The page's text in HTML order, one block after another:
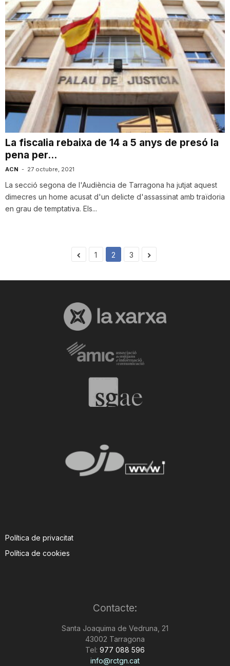
La fiscalia rebaixa de 14 a 5 anys de presó la
pena per...
ACN - 27 octubre, 2021
La secció segona de l'Audiència de Tarragona ha jutjat aquest
dimecres un home acusat d'un delicte d'assassinat amb traïdoria
en grau de temptativa. Els...
1 2 3
Política de privacitat
Política de cookies
Contacte:
Santa Joaquima de Vedruna, 21
43002 Tarragona
Tel: 977 088 596
info@rctgn.cat